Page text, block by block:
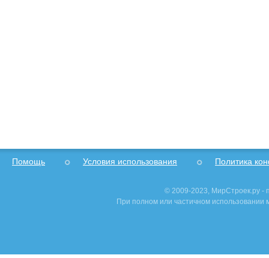
Помощь Условия использования Политика
© 2009-2023, МирСтроек.ру -
При полном или частичном использовании